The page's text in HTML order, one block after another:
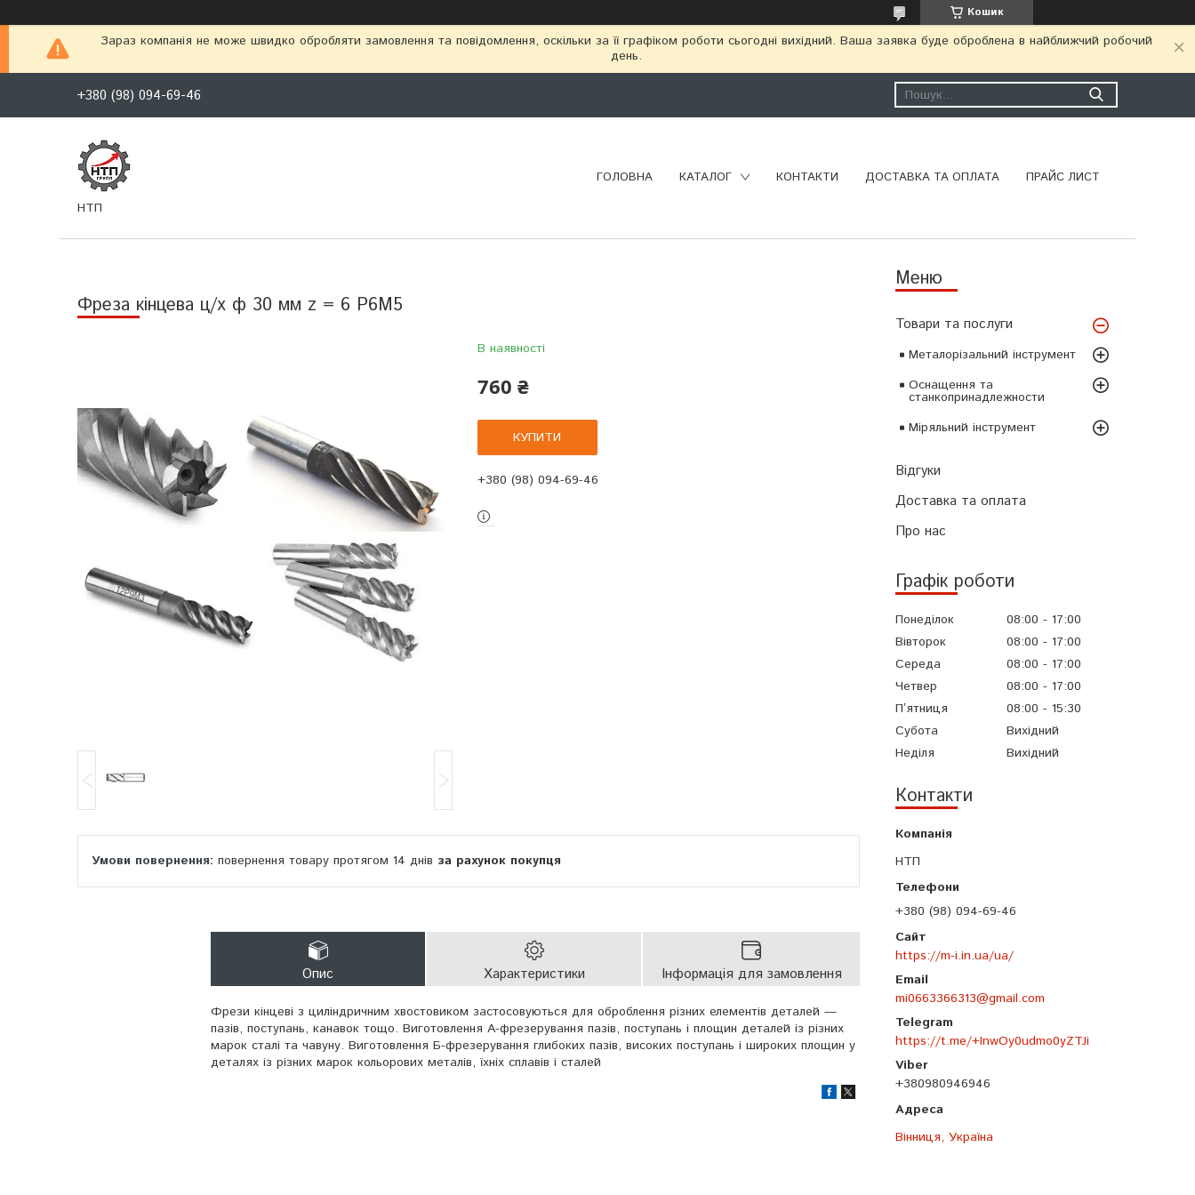
Кошик
Зараз компанія не може швидко обробляти замовлення та повідомлення, оскільки за її графіком роботи сьогодні вихідний. Ваша заявка буде оброблена в найближчий робочий
день.
+380 (98) 094-69-46
НТП
ГОЛОВНА КАТАЛОГ КОНТАКТИ ДОСТАВКА ТА ОПЛАТА ПРАЙС ЛИСТ
Товари та послуги
Металорізальний інструмент
Оснащення та
станкопринадлежности
Міряльний інструмент
Відгуки
Доставка та оплата
Про нас
Графік роботи
Понеділок 08:00
17:00
Вівторок
08:00
17:00
Середа
08:00
17:00
Четвер
08:00
17:00
Пʼятниця
08:00
15:30
Субота
Вихідний
Неділя
Вихідний
Контакти
НТП
+380 (98) 094-69-46
https://m-i.in.ua/ua/
mi0663366313@gmail.com
https://t.me/+InwOy0udmo0yZTJi
+380980946946
Вінниця, Україна
Фреза кінцева ц/х ф 30 мм z = 6 Р6М5
В наявності
760 ₴
КУПИТИ
+380 (98) 094-69-46
повернення товару протягом 14 днів за рахунок покупця
Опис Характеристики Інформація для замовлення
Фрези кінцеві з циліндричним хвостовиком застосовуються для оброблення різних елементів деталей —
пазів, поступань, канавок тощо. Виготовлення А-фрезерування пазів, поступань і площин деталей із різних
марок сталі та чавуну. Виготовлення Б-фрезерування глибоких пазів, високих поступань і широких площин у
деталях із різних марок кольорових металів, їхніх сплавів і сталей